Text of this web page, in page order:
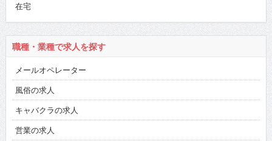
在宅
職種・業種で求人を探す
メールオペレーター
風俗の求人
キャバクラの求人
営業の求人